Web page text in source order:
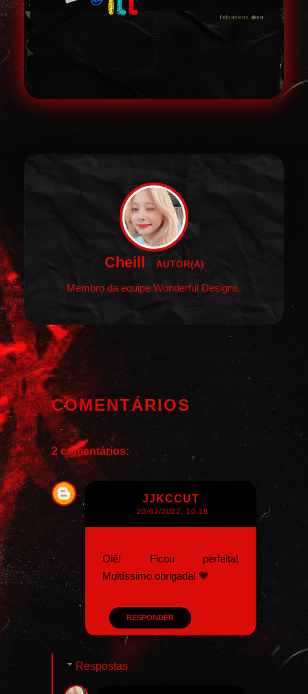
Cheill AUTOR(A)
Membro da equipe Wonderful Designs.
COMENTÁRIOS
2 comentários:
JJKCCUT
20/02/2022, 10:18
Oiê! Ficou perfeita!
Muitíssimo obrigada! 💗
RESPONDER
Respostas